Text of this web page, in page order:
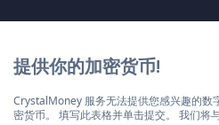
提供你的加密货币!
CrystalMoney 服务无法提供您感兴趣的数
密货币。 填写此表格并单击提交。 我们将